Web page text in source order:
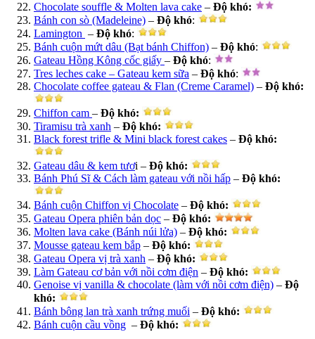
Chocolate souffle & Molten lava cake – Độ khó:
Bánh con sò (Madeleine) – Độ khó:
Lamington – Độ khó:
Bánh cuộn mứt dâu (Bạt bánh Chiffon) – Độ khó:
Gateau Hồng Kông cốc giấy – Độ khó:
Tres leches cake – Gateau kem sữa – Độ khó:
Chocolate coffee gateau & Flan (Creme Caramel) – Độ khó:
Chiffon cam – Độ khó:
Tiramisu trà xanh – Độ khó:
Black forest trifle & Mini black forest cakes – Độ khó:
Gateau dâu & kem tươi – Độ khó:
Bánh Phú Sĩ & Cách làm gateau với nồi hấp – Độ khó:
Bánh cuộn Chiffon vị Chocolate – Độ khó:
Gateau Opera phiên bản dọc – Độ khó:
Molten lava cake (Bánh núi lửa) – Độ khó:
Mousse gateau kem bắp – Độ khó:
Gateau Opera vị trà xanh – Độ khó:
Làm Gateau cơ bản với nồi cơm điện – Độ khó:
Genoise vị vanilla & chocolate (làm với nồi cơm điện) – Độ
khó:
Bánh bông lan trà xanh trứng muối – Độ khó:
Bánh cuộn cầu vồng – Độ khó: